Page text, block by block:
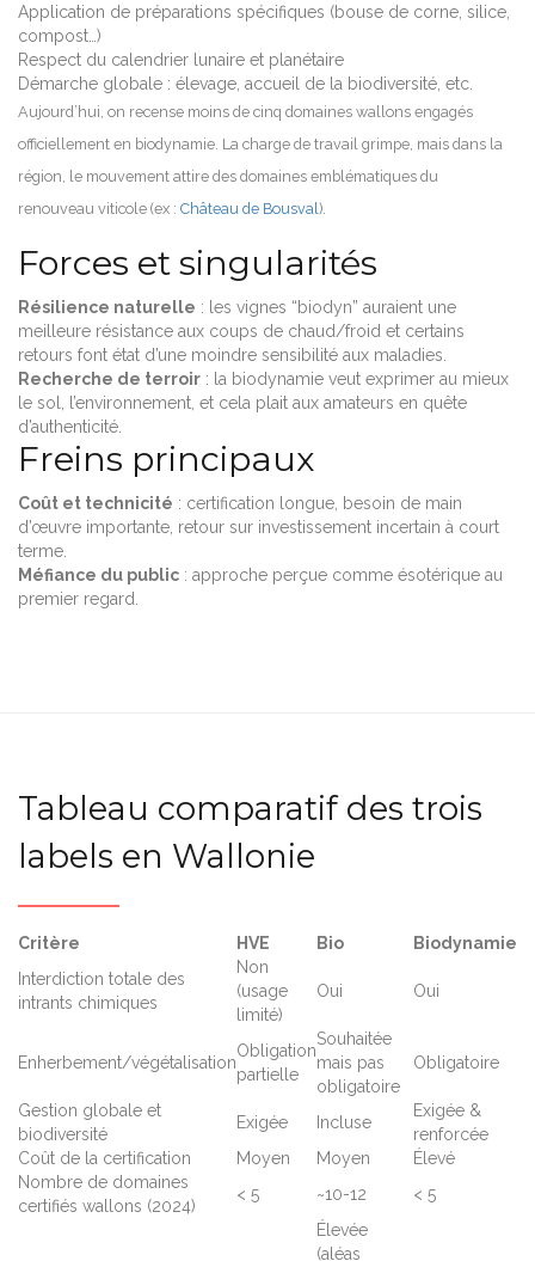
Application de préparations spécifiques (bouse de corne, silice,
compost…)
Respect du calendrier lunaire et planétaire
Démarche globale : élevage, accueil de la biodiversité, etc.
Aujourd’hui, on recense moins de cinq domaines wallons engagés
officiellement en biodynamie. La charge de travail grimpe, mais dans la
région, le mouvement attire des domaines emblématiques du
renouveau viticole (ex : Château de Bousval ).
Forces et singularités
Résilience naturelle : les vignes “biodyn” auraient une
meilleure résistance aux coups de chaud/froid et certains
retours font état d’une moindre sensibilité aux maladies.
Recherche de terroir : la biodynamie veut exprimer au mieux
le sol, l’environnement, et cela plait aux amateurs en quête
d’authenticité.
Freins principaux
Coût et technicité : certification longue, besoin de main
d’œuvre importante, retour sur investissement incertain à court
terme.
Méfiance du public : approche perçue comme ésotérique au
premier regard.
Tableau comparatif des trois
labels en Wallonie
Critère HVE Bio
Biodynamie
Interdiction totale des
intrants chimiques
Non
(usage
limité)
Oui Oui
Enherbement/végétalisation
Obligation
partielle
Souhaitée
mais pas
obligatoire
Obligatoire
Gestion globale et
biodiversité
Exigée Incluse
Exigée &
renforcée
Coût de la certification
Moyen Moyen
Élevé
Nombre de domaines
certifiés wallons (2024)
< 5 ~10-12
< 5
Élevée
(aléas